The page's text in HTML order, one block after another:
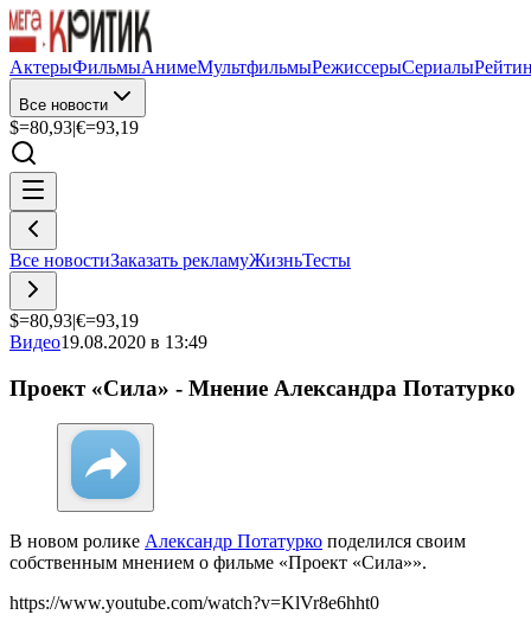
АктерыФильмыАнимеМультфильмыРежиссерыСериалы
Все новости
$=80,93|€=93,19
Все новостиЗаказать рекламуЖизньТесты
$=80,93|€=93,19
Видео19.08.2020 в 13:49
Проект «Сила» - Мнение Александра Потатурко
В новом ролике Александр Потатурко поделился своим
собственным мнением о фильме «Проект «Сила»».
https://www.youtube.com/watch?v=KlVr8e6hht0